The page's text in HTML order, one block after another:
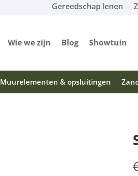
Gereedschap lenen
Wie we zijn Blog Showtuin
Muurelementen & opsluitingen